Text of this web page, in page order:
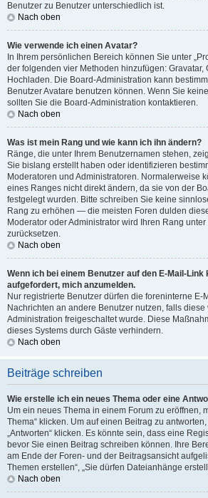
Benutzer zu Benutzer unterschiedlich ist.
Nach oben
Wie verwende ich einen Avatar?
In Ihrem persönlichen Bereich können Sie unter
der folgenden vier Methoden hinzufügen: Gravatar,
Hochladen. Die Board-Administration kann
Benutzer Avatare benutzen können. Wenn Sie
sollten Sie die Board-Administration kontaktieren.
Nach oben
Was ist mein Rang und wie kann ich ihn ändern?
Ränge, die unter Ihrem Benutzernamen stehen,
Sie bislang erstellt haben oder identifizieren
Moderatoren und Administratoren. Normalerweise
eines Ranges nicht direkt ändern, da sie von der
festgelegt wurden. Bitte schreiben Sie keine
Rang zu erhöhen — die meisten Foren dulden
Moderator oder Administrator wird Ihren Rang
zurücksetzen.
Nach oben
Wenn ich bei einem Benutzer auf den E-Mail-Link
aufgefordert, mich anzumelden.
Nur registrierte Benutzer dürfen die foreninterne E-
Nachrichten an andere Benutzer nutzen, falls diese
Administration freigeschaltet wurde. Diese
dieses Systems durch Gäste verhindern.
Nach oben
Beiträge schreiben
Wie erstelle ich ein neues Thema oder eine
Um ein neues Thema in einem Forum zu eröffnen,
Thema“ klicken. Um auf einen Beitrag zu
„Antworten“ klicken. Es könnte sein, dass eine
bevor Sie einen Beitrag schreiben können. Ihre
am Ende der Foren- und der Beitragsansicht
Themen erstellen“, „Sie dürfen Dateianhänge
Nach oben